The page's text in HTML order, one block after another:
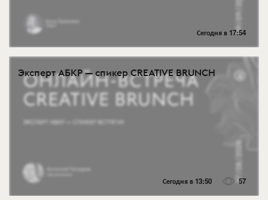
Сегодня в 17:54
Эксперт АБКР — спикер CREATIVE BRUNCH
Сегодня в 13:50 57